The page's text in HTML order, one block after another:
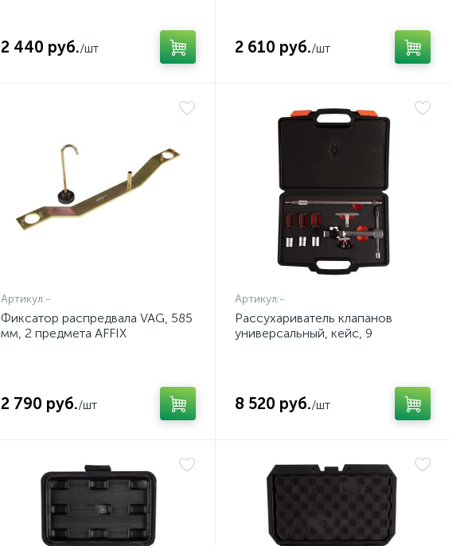
2 440 руб./шт 2 610 руб./шт
Артикул:-
Фиксатор распредвала VAG, 585
мм, 2 предмета AFFIX
2 790 руб./шт
Артикул:-
Рассухариватель клапанов
универсальный, кейс, 9
8 520 руб./шт